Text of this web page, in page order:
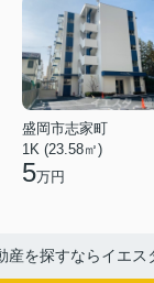
盛岡市志家町
1K (23.58㎡)
5万円
産を探すならイエス